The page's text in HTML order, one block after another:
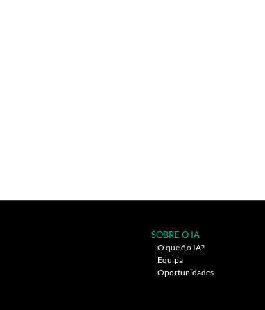
SOBRE O IA
O que é o IA?
Equipa
Oportunidades